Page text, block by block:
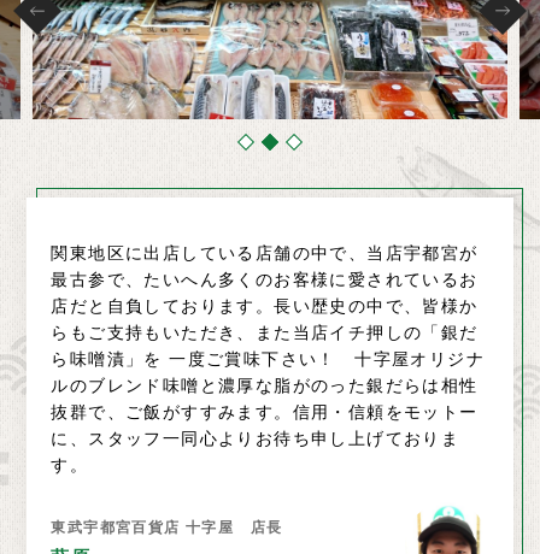
関東地区に出店している店舗の中で、当店宇都宮が
最古参で、たいへん多くのお客様に愛されているお
店だと自負しております。長い歴史の中で、皆様か
らもご支持もいただき、また当店イチ押しの「銀だ
ら味噌漬」を 一度ご賞味下さい！ 十字屋オリジナ
ルのブレンド味噌と濃厚な脂がのった銀だらは相性
抜群で、ご飯がすすみます。信用・信頼をモットー
に、スタッフ一同心よりお待ち申し上げておりま
す。
東武宇都宮百貨店 十字屋 店長